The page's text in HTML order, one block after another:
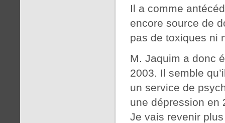
Il a comme
encore source de
pas de toxiques ni
M. Jaquim a donc
2003. Il semble
un service de
une dépression en
Je vais revenir